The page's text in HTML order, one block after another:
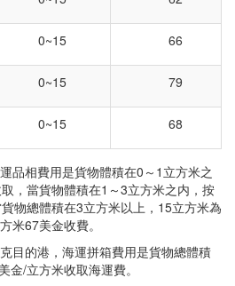
0~15 66
0~15 79
0~15 68
品相費用是貨物體積在0～1立方米之
，當貨物體積在1～3立方米之内，按
物總體積在3立方米以上，15立方米為
米67美金收費。
目的港，海運拼箱費用是貨物總體積
/立方米收取海運費。